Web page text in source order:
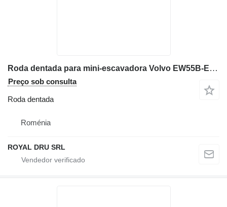
Roda dentada para mini-escavadora Volvo EW55B-EC155B
Preço sob consulta
Roda dentada
Roménia
ROYAL DRU SRL